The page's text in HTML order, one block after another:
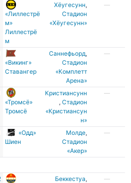
«Лиллестрё
м»
Лиллестрё
м
Хёугесунн,
Cтадион
«Хёугесунн»
—
«Викинг»
Ставангер
Саннефьорд,
Стадион
«Комплетт
Арена»
—
«Тромсё»
Тромсё
Кристиансунн
,Стадион
«Кристиансун
н»
—
«Одд»
Шиен
Молде,
Стадион
«Акер»
—
Беккестуа,
—